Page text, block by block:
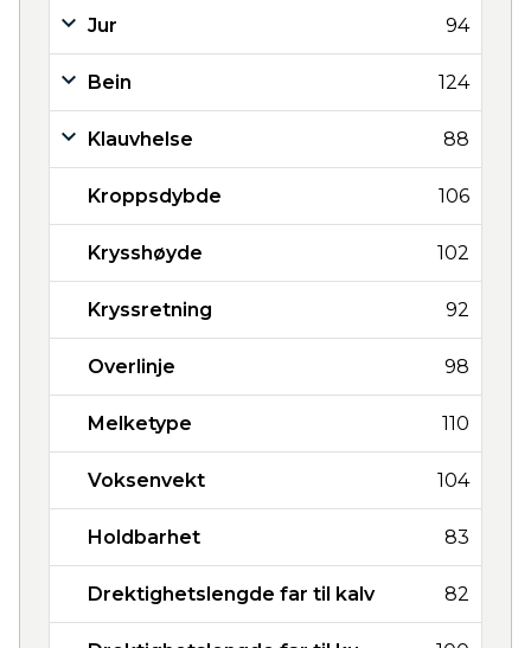
Jur 94
Bein 124
Klauvhelse 88
Kroppsdybde 106
Krysshøyde 102
Kryssretning 92
Overlinje 98
Melketype 110
Voksenvekt 104
Holdbarhet 83
Drektighetslengde far til kalv 82